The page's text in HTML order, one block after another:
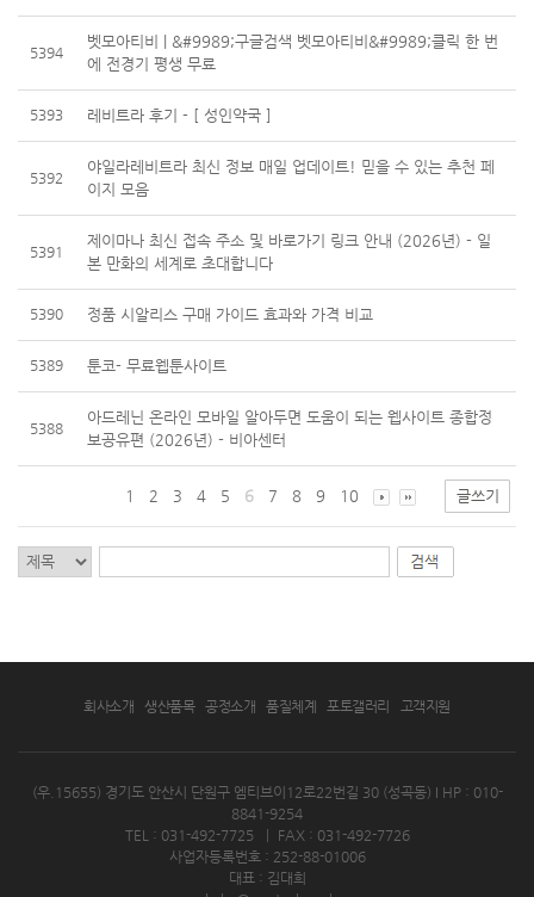
5394
벳모아티비 | &#9989;구글검색 벳모아티비&#9989;클릭 한 번
에 전경기 평생 무료
5393 레비트라 후기 - [ 성인약국 ]
5392
야일라레비트라 최신 정보 매일 업데이트! 믿을 수 있는 추천 페
이지 모음
5391
제이마나 최신 접속 주소 및 바로가기 링크 안내 (2026년) - 일
본 만화의 세계로 초대합니다
5390 정품 시알리스 구매 가이드 효과와 가격 비교
5389 툰코- 무료웹툰사이트
5388
아드레닌 온라인 모바일 알아두면 도움이 되는 웹사이트 종합정
보공유편 (2026년) - 비아센터
1 2 3 4 5 6 7 8 9 10 글쓰기
회사소개 생산품목 공정소개 품질체계 포토갤러리 고객지원
(우.15655) 경기도 안산시 단원구 엠티브이12로22번길 30 (성곡동) I HP : 010-
8841-9254
TEL : 031-492-7725
FAX : 031-492-7726
사업자등록번호 : 252-88-01006
대표 : 김대희